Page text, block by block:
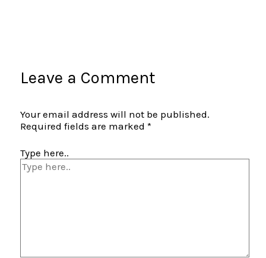
Leave a Comment
Your email address will not be published.
Required fields are marked*
Type here..